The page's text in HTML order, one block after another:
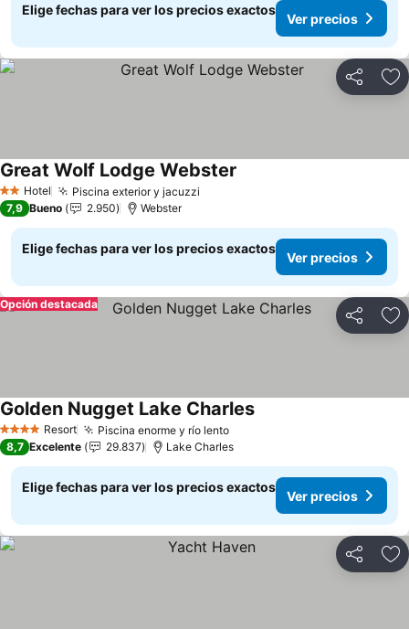
Elige fechas para ver los precios exactos
Ver precios
Compartir
2 Estrellas
Hotel Piscina exterior y jacuzzi
Great Wolf Lodge Webster
7,9 Bueno 2.950 Webster
Elige fechas para ver los precios exactos
Ver precios
Compartir
Opción destacada
4 EstrellasResort Piscina enorme y río lento
Golden Nugget Lake Charles
8,7 Excelente 29.837 Lake Charles
Elige fechas para ver los precios exactos
Ver precios
Compartir